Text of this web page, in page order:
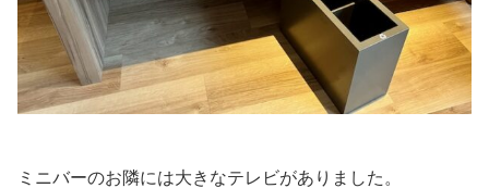
ミニバーのお隣には大きなテレビがありました。